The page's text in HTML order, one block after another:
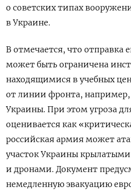
о советских типах
в Украине.
В отмечается, что отправка
может быть ограничена
находящимися в учебных
от линии фронта, например,
Украины. При этом угроза
оценивается как
российская армия может
участок Украины
и дронами. Документ
немедленную эвакуацию